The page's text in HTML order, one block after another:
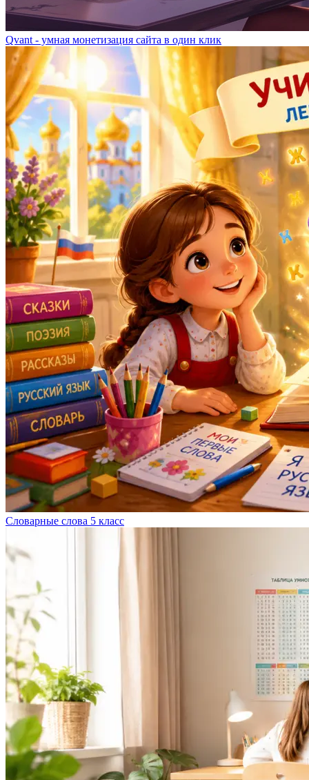
Qvant - умная монетизация сайта в один клик
Словарные слова 5 класс